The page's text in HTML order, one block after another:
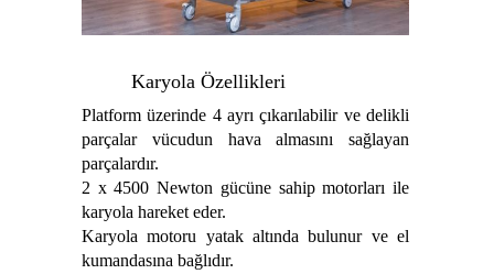
Karyola Özellikleri
Platform üzerinde 4 ayrı çıkarılabilir ve delikli
parçalar vücudun hava almasını sağlayan
parçalardır.
2 x 4500 Newton gücüne sahip motorları ile
karyola hareket eder.
Karyola motoru yatak altında bulunur ve el
kumandasına bağlıdır.